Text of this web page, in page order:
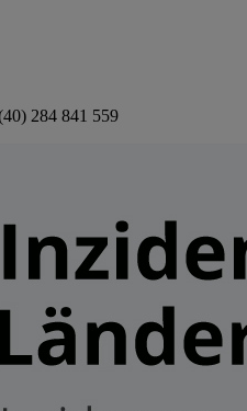
284 841 559